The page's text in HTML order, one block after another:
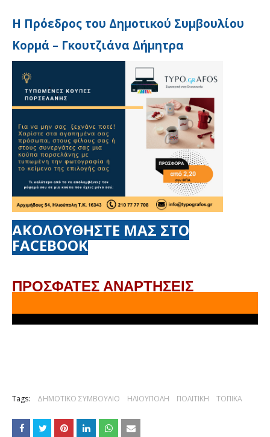
Η Πρόεδρος του Δημοτικού Συμβουλίου
Κορμά – Γκουτζιάνα Δήμητρα
ΑΚΟΛΟΥΘΗΣΤΕ ΜΑΣ ΣΤΟ
FACEBOOK
ΠΡΟΣΦΑΤΕΣ ΑΝΑΡΤΗΣΕΙΣ
Tags: ΔΗΜΟΤΙΚΟ ΣΥΜΒΟΥΛΙΟ ΗΛΙΟΥΠΟΛΗ ΠΟΛΙΤΙΚΗ ΤΟΠΙΚΑ